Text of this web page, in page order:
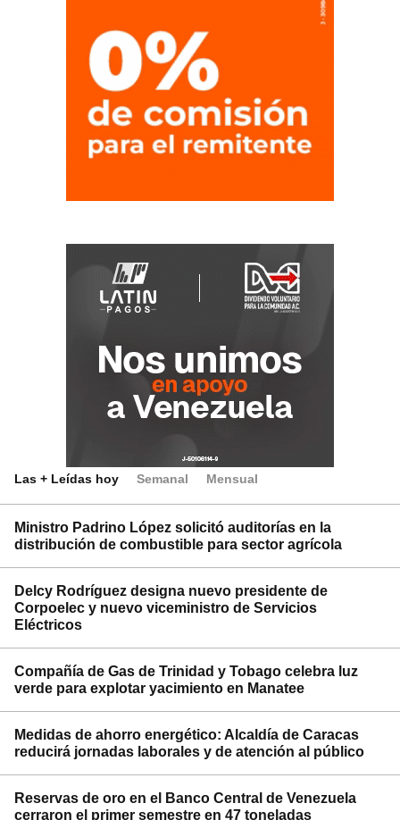
Las + Leídas hoy Semanal Mensual
Ministro Padrino López solicitó auditorías en la
distribución de combustible para sector agrícola
Delcy Rodríguez designa nuevo presidente de
Corpoelec y nuevo viceministro de Servicios
Eléctricos
Compañía de Gas de Trinidad y Tobago celebra luz
verde para explotar yacimiento en Manatee
Medidas de ahorro energético: Alcaldía de Caracas
reducirá jornadas laborales y de atención al público
Reservas de oro en el Banco Central de Venezuela
cerraron el primer semestre en 47 toneladas